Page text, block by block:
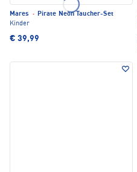
Mares · Pirate Neon Taucher-Set
Kinder
€ 39,99